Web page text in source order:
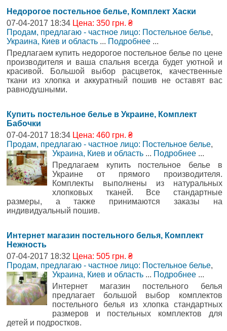
Недорогое постельное белье, Комплект Хаски
07-04-2017 18:34 Цена: 350 грн. ₴
Продам, предлагаю - частное лицо: Постельное белье,
Украина, Киев и область ... Подробнее ...
Предлагаем купить недорогое постельное белье по цене
производителя и ваша спальня всегда будет уютной и
красивой. Большой выбор расцветок, качественные
ткани из хлопка и аккуратный пошив не оставят вас
равнодушными.
Купить постельное белье в Украине, Комплект
Бабочки
07-04-2017 18:34 Цена: 460 грн. ₴
Продам, предлагаю - частное лицо: Постельное белье,
Украина, Киев и область ... Подробнее ...
Предлагаем купить постельное белье в
Украине от прямого производителя.
Комплекты выполнены из натуральных
хлопковых тканей. Все стандартные
размеры, а также принимаются заказы на
индивидуальный пошив.
Интернет магазин постельного белья, Комплект
Нежность
07-04-2017 18:32 Цена: 505 грн. ₴
Продам, предлагаю - частное лицо: Постельное белье,
Украина, Киев и область ... Подробнее ...
Интернет магазин постельного белья
предлагает большой выбор комплектов
постельного белья из хлопка стандартных
размеров и постельных комплектов для
детей и подростков.